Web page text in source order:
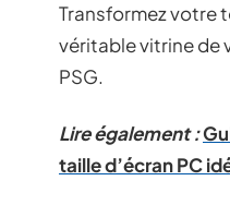
Transformez votre
véritable vitrine de
PSG.
Lire également :
taille d’écran PC